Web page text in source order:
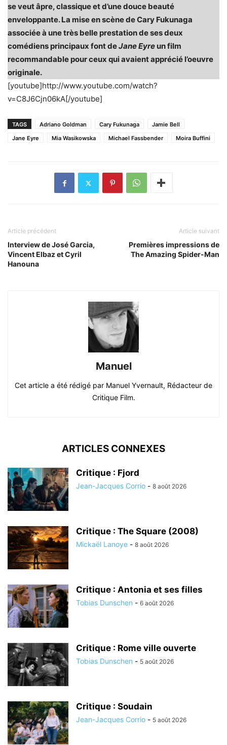
se veut âpre, classique et d’une douce beauté
enveloppante. La mise en scène de Cary Fukunaga
associée à une très belle prestation de ses deux
comédiens principaux font deJane Eyre un film
recommandable pour ceux qui avaient apprécié l’oeuvre
originale.
[youtube]http://www.youtube.com/watch?
v=C8J6Cjn06kA[/youtube]
TAGS Adriano Goldman Cary Fukunaga
Jamie Bell
Jane Eyre
Mia Wasikowska Michael Fassbender Moira Buffini
Article précédent
Interview de José Garcia,
Vincent Elbaz et Cyril
Hanouna
Article suivant
Premières impressions de
The Amazing Spider-Man
Manuel
Cet article a été rédigé par Manuel Yvernault, Rédacteur de
Critique Film.
ARTICLES CONNEXES
Critique : Fjord
Jean-Jacques Corrio - 8 août 2026
Critique : The Square (2008)
Mickaël Lanoye - 8 août 2026
Critique : Antonia et ses filles
Tobias Dunschen - 6 août 2026
Critique : Rome ville ouverte
Tobias Dunschen - 5 août 2026
Critique : Soudain
Jean-Jacques Corrio - 5 août 2026